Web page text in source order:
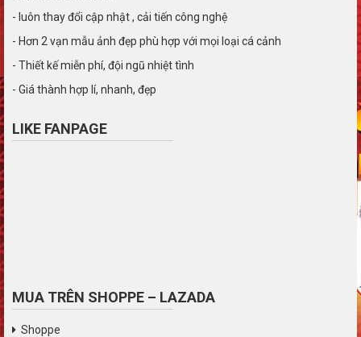
- luôn thay đổi cập nhật , cải tiến công nghệ
- Hơn 2 vạn mẫu ảnh đẹp phù hợp với mọi loại cá cảnh
- Thiết kế miễn phí, đội ngũ nhiệt tình
- Giá thành hợp lí, nhanh, đẹp
LIKE FANPAGE
MUA TRÊN SHOPPE – LAZADA
Shoppe